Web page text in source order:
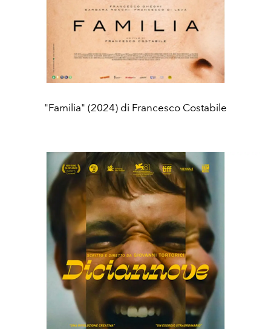
"Familia" (2024) di Francesco Costabile